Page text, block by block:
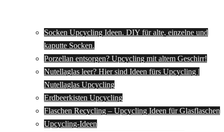
Socken Upcycling Ideen. DIY für alte, einzelne und
kaputte Socken.
Porzellan entsorgen? Upcycling mit altem Geschirr!
Nutellaglas leer? Hier sind Ideen fürs Upcycling |
Nutellaglas Upcycling
Erdbeerkisten Upcycling
Flaschen Recycling – Upcycling Ideen für Glasflaschen
Upcycling-Ideen